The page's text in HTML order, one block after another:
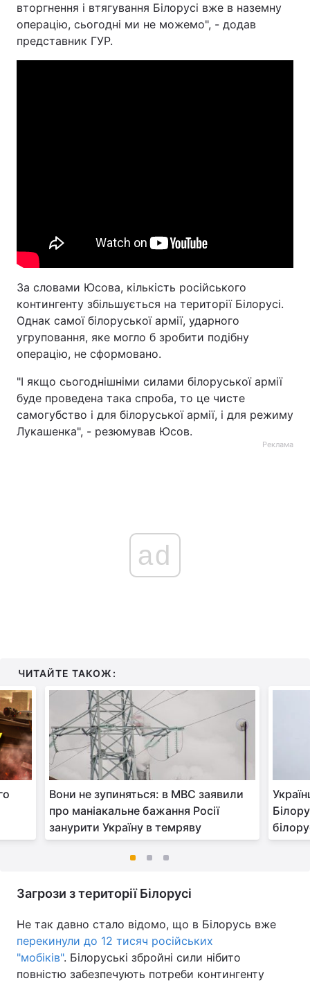
вторгнення і втягування Білорусі вже в наземну
операцію, сьогодні ми не можемо", - додав
представник ГУР.
За словами Юсова, кількість російського
контингенту збільшується на території Білорусі.
Однак самої білоруської армії, ударного
угруповання, яке могло б зробити подібну
операцію, не сформовано.
"І якщо сьогоднішніми силами білоруської армії
буде проведена така спроба, то це чисте
самогубство і для білоруської армії, і для режиму
Лукашенка", - резюмував Юсов.
Реклама
ad
ЧИТАЙТЕ ТАКОЖ:
Вони не зупиняться: в МВС заявили
про маніакальне бажання Росії
занурити Україну в темряву
Загрози з території Білорусі
Не так давно стало відомо, що в Білорусь вже
перекинули до 12 тисяч російських
"мобіків". Білоруські збройні сили нібито
повністю забезпечують потреби контингенту